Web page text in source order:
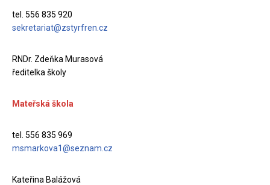
tel. 556 835 920
sekretariat@zstyrfren.cz
RNDr. Zdeňka Murasová
ředitelka školy
Mateřská škola
tel. 556 835 969
msmarkova1@seznam.cz
Kateřina Balážová